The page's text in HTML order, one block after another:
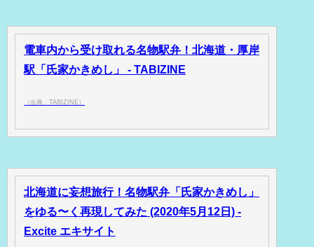
電車内から受け取れる名物駅弁！北海道・厚岸
駅「氏家かきめし」 - TABIZINE
（出典：TABIZINE）
北海道に妄想旅行！名物駅弁「氏家かきめし」
をゆる〜く再現してみた (2020年5月12日) -
Excite エキサイト